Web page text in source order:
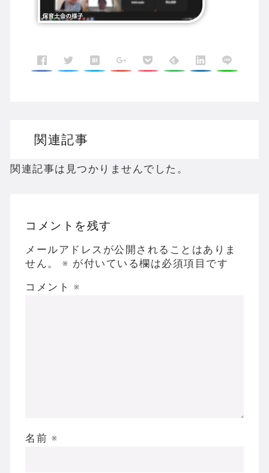
関連記事
関連記事は見つかりませんでした。
コメントを残す
メールアドレスが公開されることはありま
せん。
※ が付いている欄は必須項目です
コメント ※
名前 ※